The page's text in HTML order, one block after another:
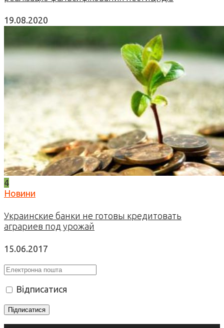
19.08.2020
4
Новини
Украинские банки не готовы кредитовать
аграриев под урожай
15.06.2017
Відписатися